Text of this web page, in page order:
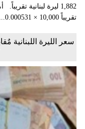
تقريباً 10,000 × 0.000531...